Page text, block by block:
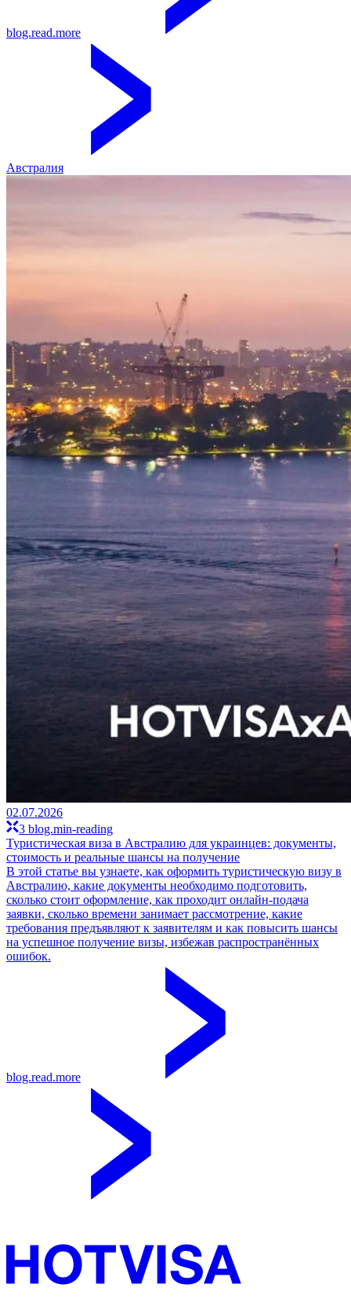
blog.read.more
Австралия
02.07.2026
3 blog.min-reading
Туристическая виза в Австралию для украинцев: документы,
стоимость и реальные шансы на получение
В этой статье вы узнаете, как оформить туристическую визу в
Австралию, какие документы необходимо подготовить,
сколько стоит оформление, как проходит онлайн-подача
заявки, сколько времени занимает рассмотрение, какие
требования предъявляют к заявителям и как повысить шансы
на успешное получение визы, избежав распространённых
ошибок.
blog.read.more